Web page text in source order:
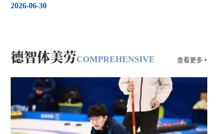
2026-06-30
德智体美劳COMPREHENSIVE 查看更多 +
我校师生在第三届大学生非遗文化创新作品
大赛斩获佳绩